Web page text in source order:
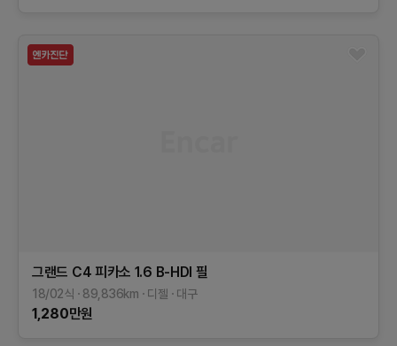
그랜드 C4 피카소 1.6 B-HDI 필
18/02식 89,836km 디젤 대구
1,280만원